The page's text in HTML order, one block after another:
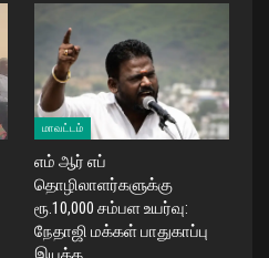
மாவட்டம்
எம் ஆர் எப்
தொழிலாளர்களுக்கு
ரூ.10,000 சம்பள உயர்வு:
நேதாஜி மக்கள் பாதுகாப்பு